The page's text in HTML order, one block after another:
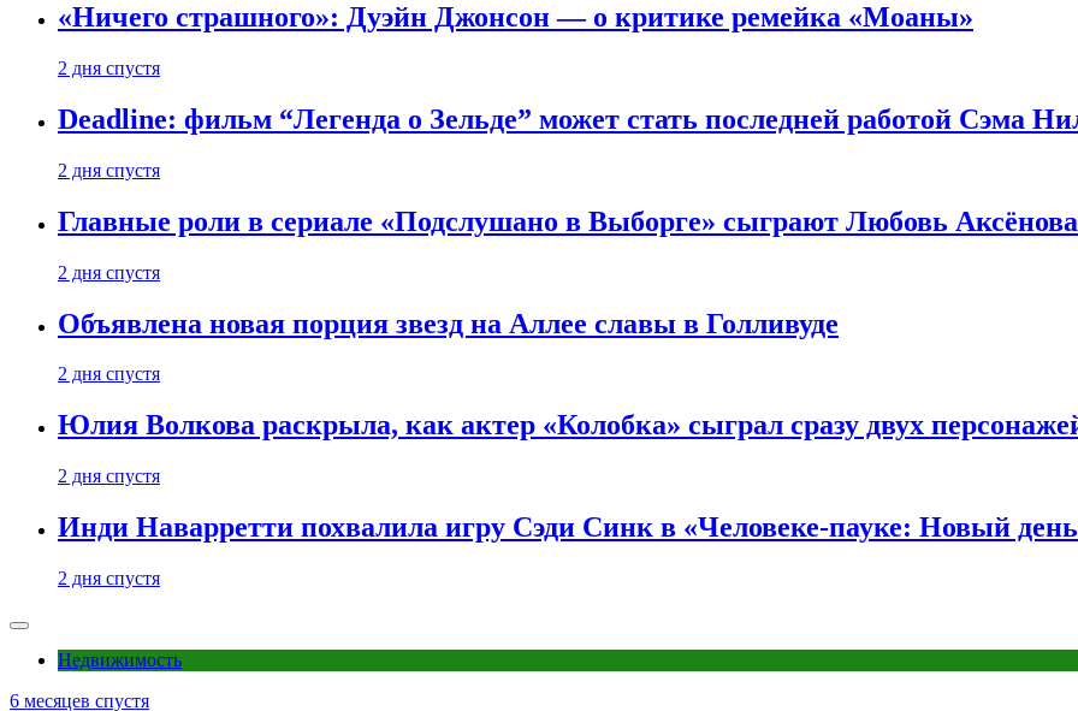
«Ничего страшного»: Дуэйн Джонсон — о критике ремейка «Моаны»
2 дня спустя
Deadline: фильм “Легенда о Зельде” может стать последней работой Сэма
2 дня спустя
Главные роли в сериале «Подслушано в Выборге» сыграют Любовь
2 дня спустя
Объявлена новая порция звезд на Аллее славы в Голливуде
2 дня спустя
Юлия Волкова раскрыла, как актер «Колобка» сыграл сразу двух
2 дня спустя
Инди Наварретти похвалила игру Сэди Синк в «Человеке-пауке: Новый
2 дня спустя
Недвижимость
6 месяцев спустя